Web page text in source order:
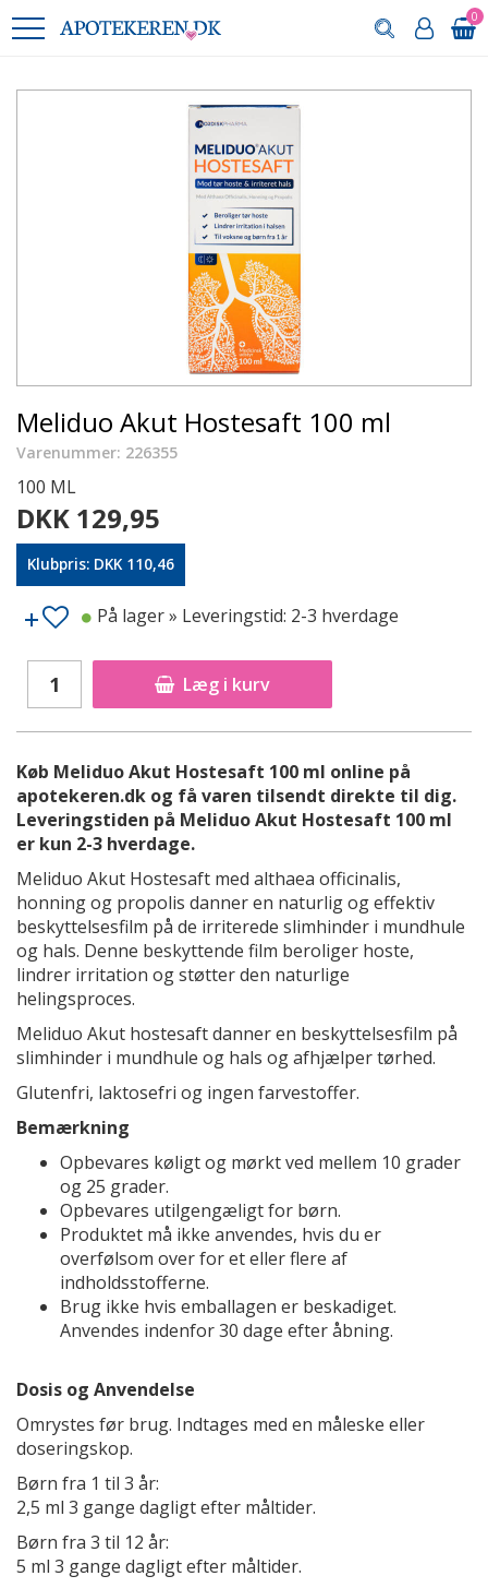
0
Meliduo Akut Hostesaft 100 ml
Varenummer: 226355
100 ML
DKK 129,95
Klubpris: DKK 110,46
Læg i kurv
På lager» Leveringstid: 2-3 hverdage
Køb Meliduo Akut Hostesaft 100 ml online på
apotekeren.dk og få varen tilsendt direkte til dig.
Leveringstiden på Meliduo Akut Hostesaft 100 ml
er kun 2-3 hverdage.
Meliduo Akut Hostesaft med althaea officinalis,
honning og propolis danner en naturlig og effektiv
beskyttelsesfilm på de irriterede slimhinder i mundhule
og hals. Denne beskyttende film beroliger hoste,
lindrer irritation og støtter den naturlige
helingsproces.
Meliduo Akut hostesaft danner en beskyttelsesfilm på
slimhinder i mundhule og hals og afhjælper tørhed.
Glutenfri, laktosefri og ingen farvestoffer.
Bemærkning
Opbevares køligt og mørkt ved mellem 10 grader
og 25 grader.
Opbevares utilgengæligt for børn.
Produktet må ikke anvendes, hvis du er
overfølsom over for et eller flere af
indholdsstofferne.
Brug ikke hvis emballagen er beskadiget.
Anvendes indenfor 30 dage efter åbning.
Dosis og Anvendelse
Omrystes før brug. Indtages med en måleske eller
doseringskop.
Børn fra 1 til 3 år:
2,5 ml 3 gange dagligt efter måltider.
Børn fra 3 til 12 år:
5 ml 3 gange dagligt efter måltider.